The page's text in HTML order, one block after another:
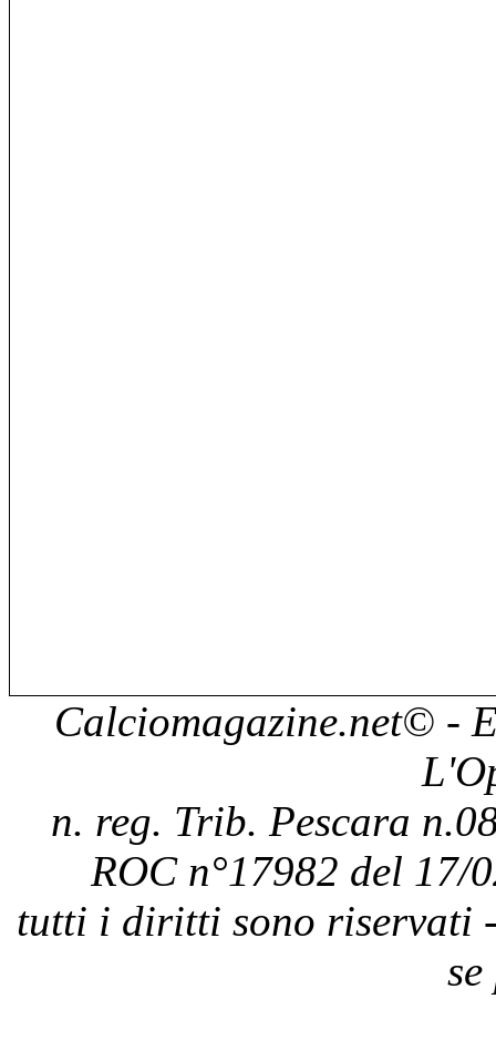
Calciomagazine.net© -
n. reg. Trib. Pescara
ROC n°17982 del 17/
tutti i diritti sono riservati